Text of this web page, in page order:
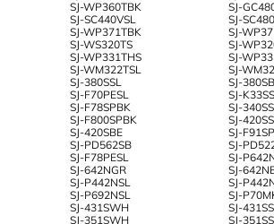
SJ-WP360TBK SJ-
SJ-SC440VSL SJ-
SJ-WP371TBK SJ-
SJ-WS320TS SJ-
SJ-WP331THS SJ-
SJ-WM322TSL SJ-
SJ-380SSL SJ-
SJ-F70PESL SJ-
SJ-F78SPBK SJ-
SJ-F800SPBK SJ-
SJ-420SBE SJ-
SJ-PD562SB SJ-
SJ-F78PESL SJ-
SJ-642NGR SJ-
SJ-P442NSL SJ-
SJ-P692NSL SJ-
SJ-431SWH SJ-
SJ-351SWH SJ-